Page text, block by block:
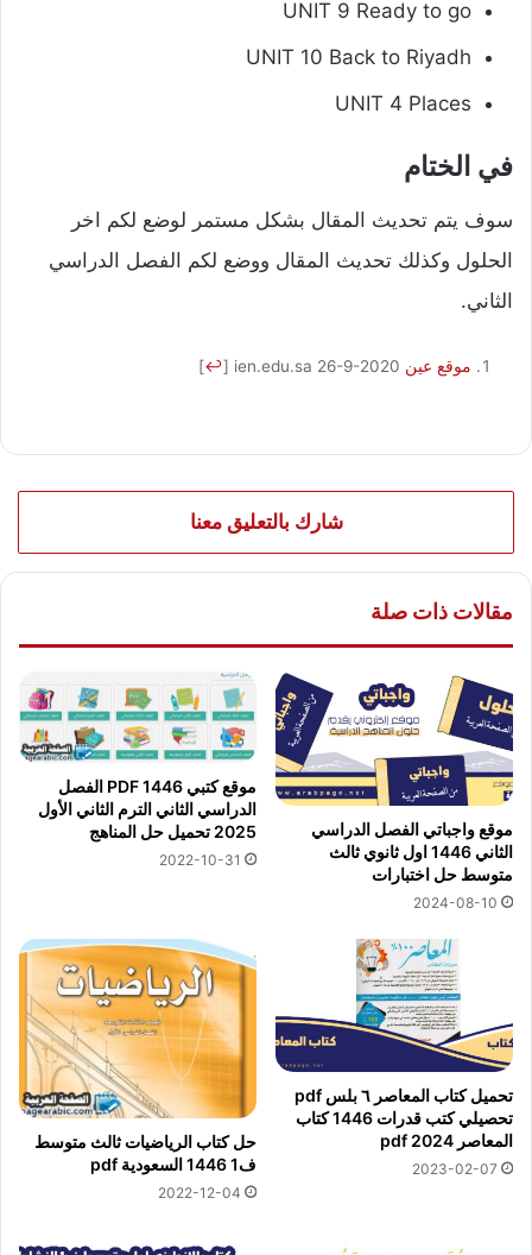
UNIT 9 Ready to go
UNIT 10 Back to Riyadh
UNIT 4 Places
في الختام
سوف يتم تحديث المقال بشكل مستمر لوضع لكم اخر
الحلول وكذلك تحديث المقال ووضع لكم الفصل الدراسي
الثاني.
موقع عين [
↩
]
شارك بالتعليق معنا
مقالات ذات صلة
موقع واجباتي الفصل الدراسي
الثاني 1446 اول ثانوي ثالث
متوسط حل اختبارات
2024-08-10
موقع كتبي PDF 1446 الفصل
الدراسي الثاني الترم الثاني الأول
2025 تحميل حل المناهج
2022-10-31
تحميل كتاب المعاصر ٦ بلس pdf
تحصيلي كتب قدرات 1446 كتاب
المعاصر 2024 pdf
2023-02-07
حل كتاب الرياضيات ثالث متوسط
ف1 1446 السعودية pdf
2022-12-04